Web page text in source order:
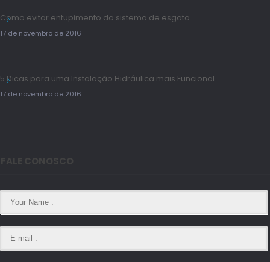
Como evitar entupimento do sistema de esgoto
17 de novembro de 2016
5 Dicas para uma Instalação Hidráulica mais Funcional
17 de novembro de 2016